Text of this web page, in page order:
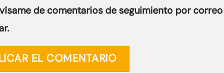
de comentarios de seguimiento por